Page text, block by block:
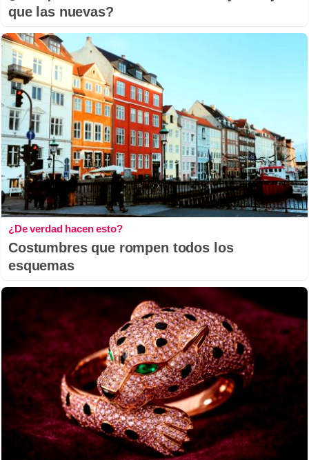
que las nuevas?
¿De verdad hacen esto?
Costumbres que rompen todos los
esquemas